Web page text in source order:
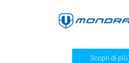
Scopri di più